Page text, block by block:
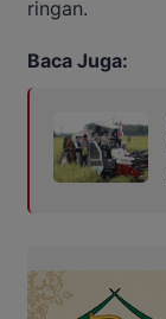
ringan.
Baca Juga: